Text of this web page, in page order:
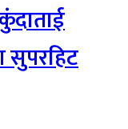
सुपरहिट